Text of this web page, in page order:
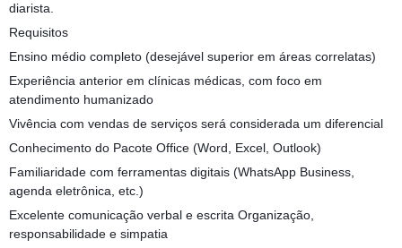
diarista.
Requisitos
Ensino médio completo (desejável superior em áreas correlatas)
Experiência anterior em clínicas médicas, com foco em
atendimento humanizado
Vivência com vendas de serviços será considerada um diferencial
Conhecimento do Pacote Office (Word, Excel, Outlook)
Familiaridade com ferramentas digitais (WhatsApp Business,
agenda eletrônica, etc.)
Excelente comunicação verbal e escrita Organização,
responsabilidade e simpatia